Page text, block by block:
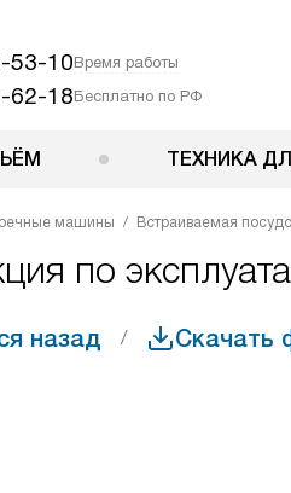
53-10Время работы
62-18Бесплатно по РФ
ТЕХНИКА
машины Встраиваемая
по
назад Скачать